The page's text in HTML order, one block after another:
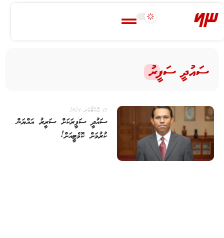
ސައުދީ ސަފީރު
15 އޮކްޓޯބަރ 2024
ސައުދީ ސަފީރަކަށް ސަރީރު އައްޔަން
ކުރުމަށް ކޮމެޓީއަށް!